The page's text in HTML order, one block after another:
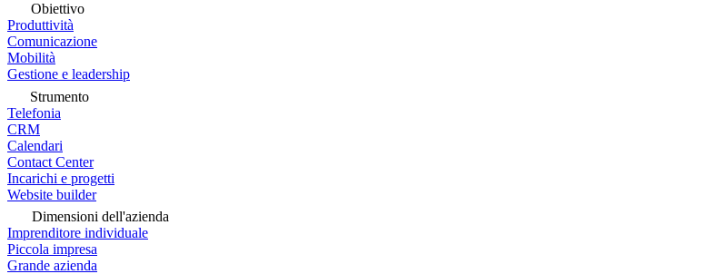
Obiettivo
Produttività
Comunicazione
Mobilità
Gestione e leadership
Strumento
Telefonia
CRM
Calendari
Contact Center
Incarichi e progetti
Website builder
Dimensioni dell'azienda
Imprenditore individuale
Piccola impresa
Grande azienda